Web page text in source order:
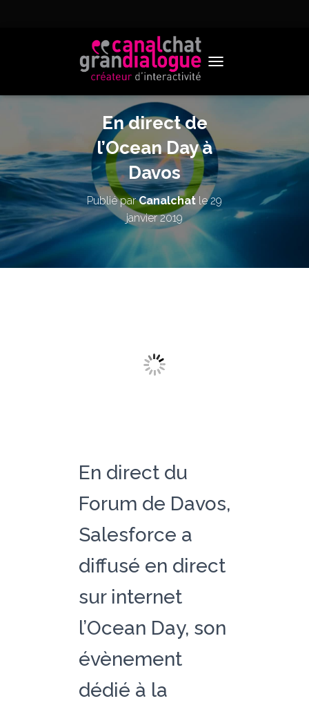
En direct de
l’Ocean Day à
Davos
Publié parCanalchat le29
janvier 2019
En direct du
Forum de Davos,
Salesforce a
diffusé en direct
sur internet
l’Ocean Day, son
évènement
dédié à la